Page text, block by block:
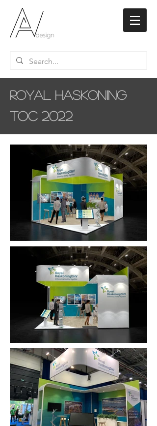
Royal Haskoning
TOC 2022